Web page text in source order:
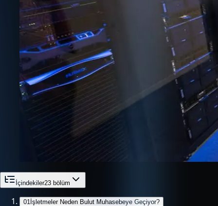
İçindekiler23 bölüm
01 İşletmeler Neden Bulut Muhasebeye Geçiyor?